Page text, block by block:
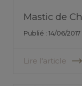
Mastic de
Publié : 14/06/2017
Lire l'article